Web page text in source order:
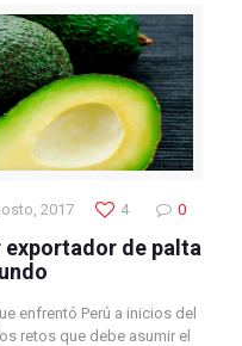
2017 4 0
exportador de palta
enfrentó Perú a inicios del
retos que debe asumir el